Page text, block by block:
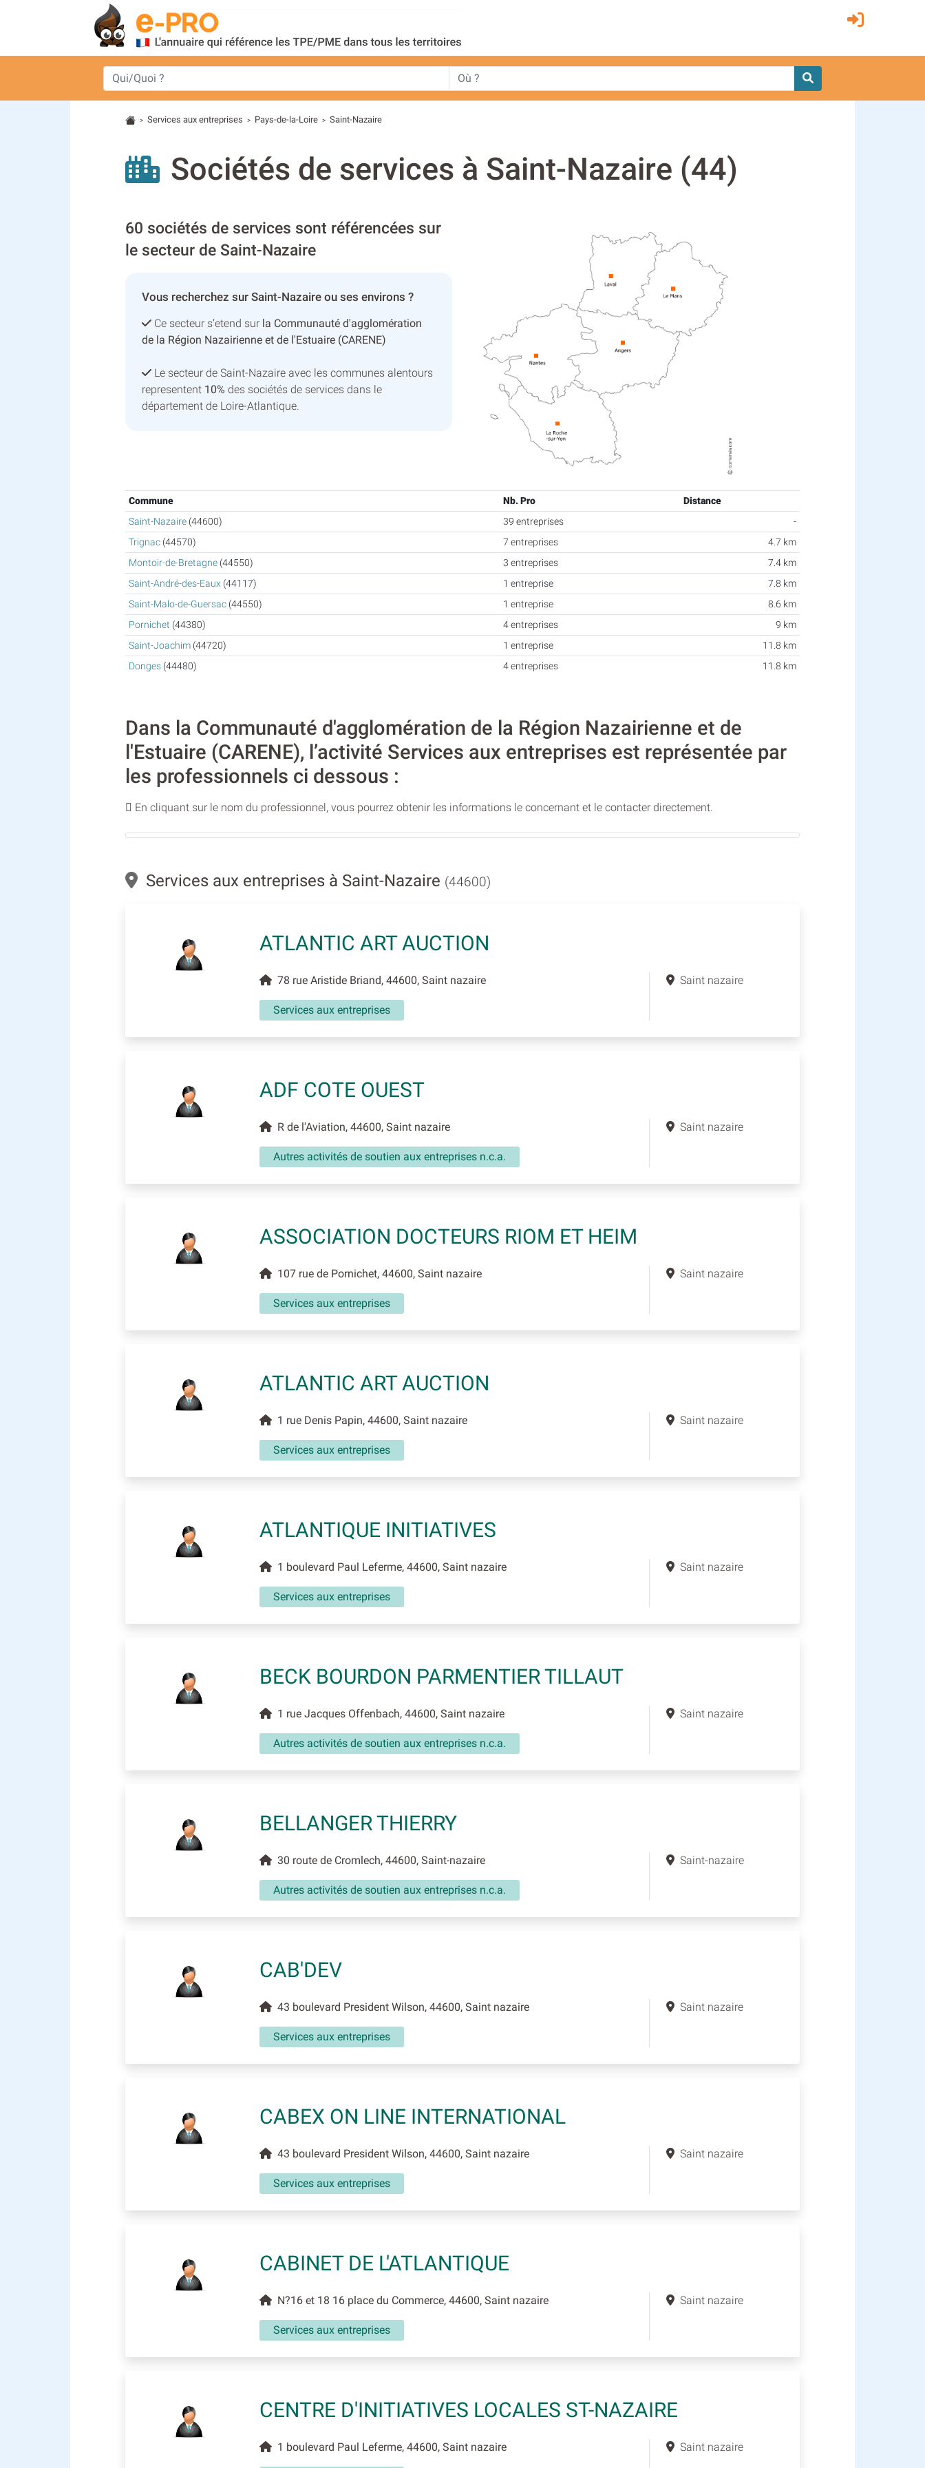
> Services aux entreprises > Pays-de-la-Loire > Saint-Nazaire
Sociétés de services à Saint-Nazaire (44)
60 sociétés de services sont référencées sur
le secteur de Saint-Nazaire
Vous recherchez sur Saint-Nazaire ou ses environs ?
Ce secteur s’etend sur la Communauté d'agglomération
de la Région Nazairienne et de l'Estuaire (CARENE)
Le secteur de Saint-Nazaire avec les communes alentours
representent 10% des sociétés de services dans le
département de Loire-Atlantique.
Commune Nb. Pro
Distance
Saint-Nazaire(44600) 39 entreprises
-
Trignac(44570) 7 entreprises
4.7 km
Montoir-de-Bretagne(44550) 3 entreprises
7.4 km
Saint-André-des-Eaux(44117) 1 entreprise
7.8 km
Saint-Malo-de-Guersac(44550) 1 entreprise
8.6 km
Pornichet (44380) 4 entreprises
9 km
Saint-Joachim(44720) 1 entreprise
11.8 km
Donges(44480) 4 entreprises 11.8 km
Dans la Communauté d'agglomération de la Région Nazairienne et de
l'Estuaire (CARENE), l’activité Services aux entreprises est représentée par
les professionnels ci dessous :
En cliquant sur le nom du professionnel, vous pourrez obtenir les informations le concernant et le contacter directement.
Services aux entreprises à Saint-Nazaire (44600)
ATLANTIC ART AUCTION
78 rue Aristide Briand, 44600, Saint nazaire
Services aux entreprises
Saint nazaire
ADF COTE OUEST
R de l'Aviation, 44600, Saint nazaire
Autres activités de soutien aux entreprises n.c.a.
Saint nazaire
ASSOCIATION DOCTEURS RIOM ET HEIM
107 rue de Pornichet, 44600, Saint nazaire
Services aux entreprises
Saint nazaire
ATLANTIC ART AUCTION
1 rue Denis Papin, 44600, Saint nazaire
Services aux entreprises
Saint nazaire
ATLANTIQUE INITIATIVES
1 boulevard Paul Leferme, 44600, Saint nazaire
Services aux entreprises
Saint nazaire
BECK BOURDON PARMENTIER TILLAUT
1 rue Jacques Offenbach, 44600, Saint nazaire
Autres activités de soutien aux entreprises n.c.a.
Saint nazaire
BELLANGER THIERRY
30 route de Cromlech, 44600, Saint-nazaire
Autres activités de soutien aux entreprises n.c.a.
Saint-nazaire
CAB'DEV
43 boulevard President Wilson, 44600, Saint nazaire
Services aux entreprises
Saint nazaire
CABEX ON LINE INTERNATIONAL
43 boulevard President Wilson, 44600, Saint nazaire
Services aux entreprises
Saint nazaire
CABINET DE L'ATLANTIQUE
N?16 et 18 16 place du Commerce, 44600, Saint nazaire
Services aux entreprises
Saint nazaire
CENTRE D'INITIATIVES LOCALES ST-NAZAIRE
1 boulevard Paul Leferme, 44600, Saint nazaire Saint nazaire